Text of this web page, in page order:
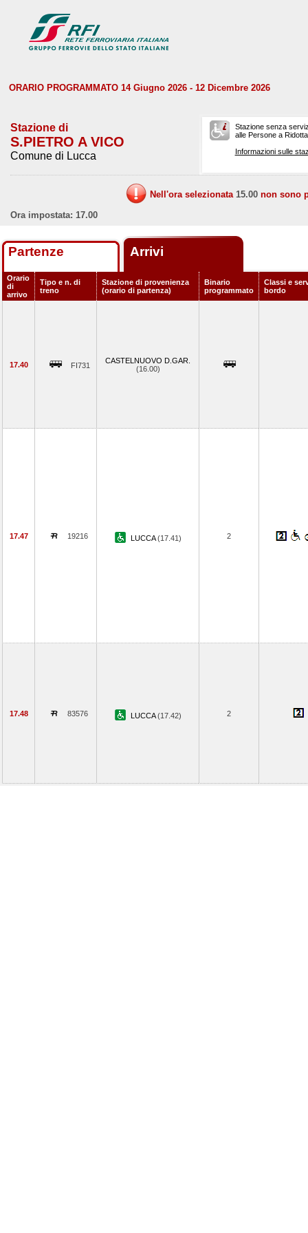
ORARIO PROGRAMMATO 14 Giugno 2026 - 12 Dicembre 2026
Stazione di
S.PIETRO A VICO
Comune di Lucca
Stazione senza
alle Persone a
Informazioni sulle
Nell'ora selezionata 15.00 non sono
Ora impostata: 17.00
Partenze Arrivi
Orario
di
arrivo
Tipo e n. di
treno
Stazione di provenienza
(orario di partenza)
Binario
programmato
Classi e
bordo
17.40 FI731
CASTELNUOVO D.GAR.
(16.00)
17.47 19216 LUCCA(17.41) 2
17.48 83576 LUCCA(17.42) 2